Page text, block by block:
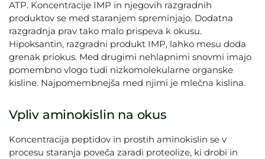
ATP. Koncentracije IMP in njegovih razgradnih
produktov se med staranjem spreminjajo. Dodatna
razgradnja prav tako malo prispeva k okusu.
Hipoksantin, razgradni produkt IMP, lahko mesu doda
grenak priokus. Med drugimi nehlapnimi snovmi imajo
pomembno vlogo tudi nizkomolekularne organske
kisline. Najpomembnejša med njimi je mlečna kislina.
Vpliv aminokislin na okus
Koncentracija peptidov in prostih aminokislin se v
procesu staranja poveča zaradi proteolize, ki drobi in